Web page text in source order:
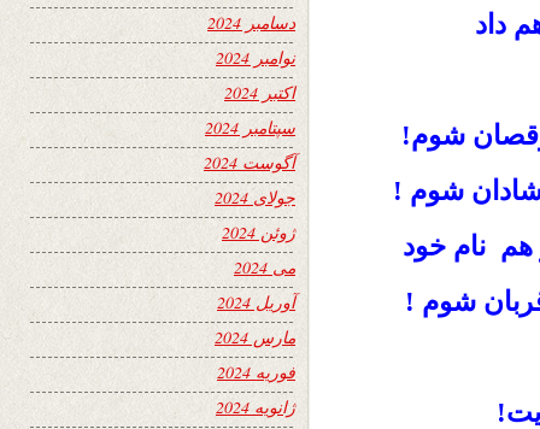
داد
شوم!
شوم !
نام خود
شوم !
دسامبر 2024
نوامبر 2024
اکتبر 2024
سپتامبر 2024
آگوست 2024
جولای 2024
ژوئن 2024
می 2024
آوریل 2024
مارس 2024
فوریه 2024
ژانویه 2024